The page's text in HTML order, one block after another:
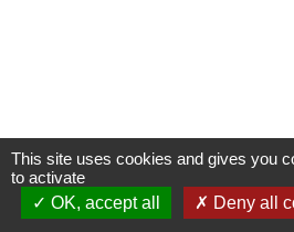
S'INSCRIRE À UNE
This site uses cookies and gives you
to activate
OK, accept all
Deny all